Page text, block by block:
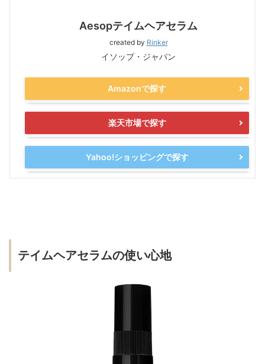
Aesopテイムヘアセラム
created by Rinker
イソップ・ジャパン
Amazonで探す
楽天市場で探す
Yahoo!ショッピングで探す
テイムヘアセラムの使い心地